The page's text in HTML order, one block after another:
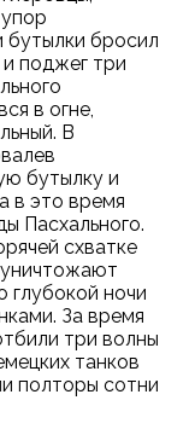
бутылки бросил
поджег три
в огне,
В
бутылку и
в это время
Пасхального.
схватке
ночи
За время
три волны
танков
полторы сотни